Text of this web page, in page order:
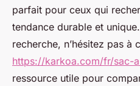
parfait pour ceux qui
tendance durable et
recherche, n’hésitez pas à
https://karkoa.com/fr/sac-
ressource utile pour